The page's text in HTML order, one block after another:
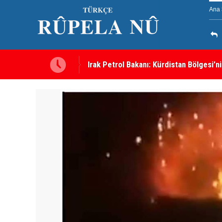
Ana
Süleymaniye’de Komele karargahına